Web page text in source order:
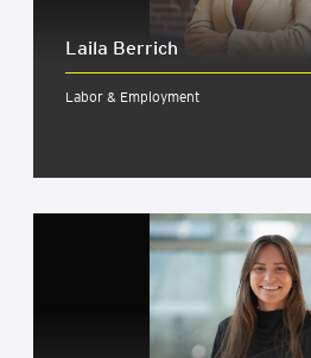
Laila Berrich
Labor & Employment